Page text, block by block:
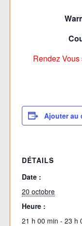
Rendez
Ajouter au
DÉTAILS
Date :
20 octobre
Heure :
21 h 00 min - 23 h